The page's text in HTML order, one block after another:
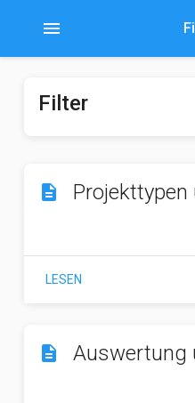
menu
Filter
description Projekttypen
LESEN
description Auswertung